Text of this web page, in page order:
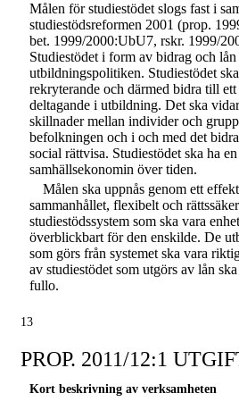
Målen för studiestödet slogs fast i
studiestödsreformen 2001 (prop.
bet. 1999/2000:UbU7, rskr. 1999/
Studiestödet i form av bidrag och
utbildningspolitiken. Studiestödet
rekryterande och därmed bidra till
deltagande i utbildning. Det ska
skillnader mellan individer och
befolkningen och i och med det
social rättvisa. Studiestödet ska ha
samhällsekonomin över tiden.
Målen ska uppnås genom ett
sammanhållet, flexibelt och
studiestödssystem som ska vara
överblickbart för den enskilde. De
som görs från systemet ska vara
av studiestödet som utgörs av lån
fullo.
13
PROP. 2011/12:1
Kort beskrivning av verksamheten